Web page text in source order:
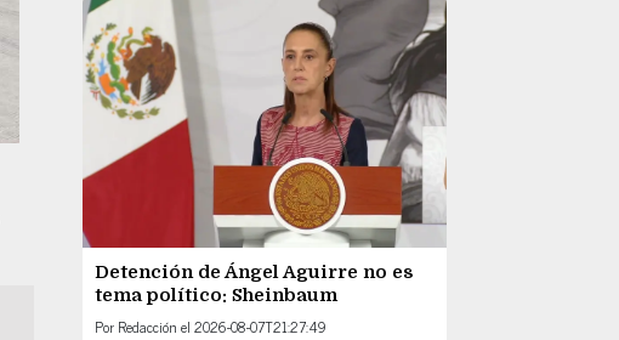
Detención de Ángel Aguirre no es
tema político: Sheinbaum
Por Redacción el 2026-08-07T21:27:49